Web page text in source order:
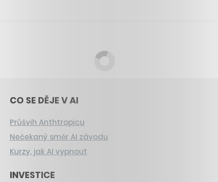
CO SE DĚJE V AI
Průšvih Anthtropicu
Nečekaný směr AI závodu
Kurzy, jak AI vypnout
INVESTICE